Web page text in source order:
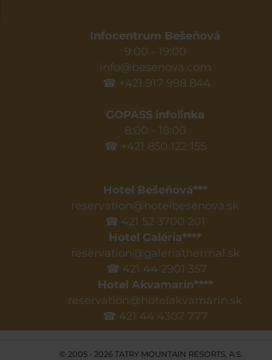
Infocentrum Bešeňová
9:00 - 19:00
info@besenova.com
☎ +421 917 998 844
GOPASS infolinka
8:00 - 18:00
☎ +421 850 122 155
Hotel Bešeňová***
reservation@hotelbesenova.sk
☎ 421 52 3700 201
Hotel Galéria****
reservation@galeriathermal.sk
☎ 421 44 2901 357
Hotel Akvamarín****
reservation@hotelakvamarin.sk
☎ 421 44 4307 777
© 2005 - 2026 TATRY MOUNTAIN RESORTS, A.S.